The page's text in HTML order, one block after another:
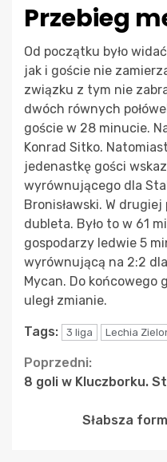
Przebieg
Od początku było
jak i goście nie
związku z tym nie
dwóch równych
goście w 28 minucie.
Konrad Sitko.
jedenastkę gości
wyrównującego dla
Bronisławski. W drugiej
dubleta. Było to w 61
gospodarzy ledwie 5
wyrównującą na 2:2
Mycan. Do
uległ zmianie.
Tags: 3 liga Lechia
Continue
Reading
Poprzedni:
8 goli w Kluczborku.
Słabsza